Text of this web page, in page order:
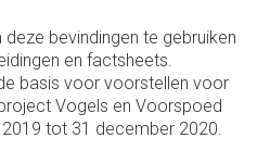
bevindingen te gebruiken
en factsheets.
basis voor voorstellen voor
Vogels en Voorspoed
tot 31 december 2020.